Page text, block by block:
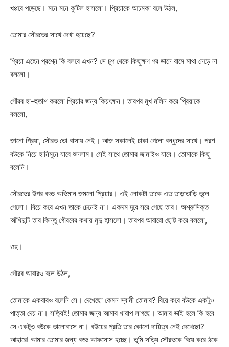
খপ্পরে পড়েছে। মনে মনে কুটিল হাসলো। প্রিয়াকে আচমকা বলে উঠল,
তোমার সৌরভের সাথে দেখা হয়েছে?
প্রিয়া এহেন প্রশ্নে কি বলবে এখন? সে চুপ থেকে কিছুক্ষণ পর ডানে বামে মাথা নেড়ে না
বললো।
গৌরব হা-হুতাশ করলো প্রিয়ার জন্য কিয়ৎক্ষন। তারপর মুখ মলিন করে প্রিয়াকে
বললো,
জানো প্রিয়া, সৌরভ তো বাসায় নেই। আজ সকালেই ঢাকা গেলো বন্ধুদের সাথে। পরশ
বউকে নিয়ে হানিমুনে যাবে শুনলাম। সেই সাথে তোমার জামাইও যাবে। তোমাকে কিছু
বলেনি।
সৌরভের উপর বড্ড অভিমান জমলো প্রিয়ার। এই লোকটা তাকে এত তাড়াতাড়ি ভুলে
গেলো। বিয়ে করে এখন তাকে চেনেই না। একদম দূরে সরে গেছে তার। অশ্রুসিক্ত
আঁখিদুটি তার কিন্তু গৌরবের কথায় মৃদু হাসলো। তারপর আবারো ছোট্ট করে বললো,
ওহ।
গৌরব আবারও বলে উঠল,
তোমাকে একবারও বলেনি সে। দেখেছো কেমন স্বামী তোমার? বিয়ে করে বউকে একটুও
পাত্তা দেয় না। সত্যিই! তোমার জন্য আমার খারাপ লাগছে। আমার ভাই হলে কি হবে
সে একটুও বউকে ভালোবাসে না। বউয়ের প্রতি তার কোনো দায়িত্ব নেই দেখেছো?
আহারে! আমার তোমার জন্য বড্ড আফসোস হচ্ছে। তুমি সত্যি সৌরভকে বিয়ে করে ঠকে